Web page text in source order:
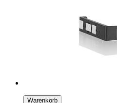
Warenkorb